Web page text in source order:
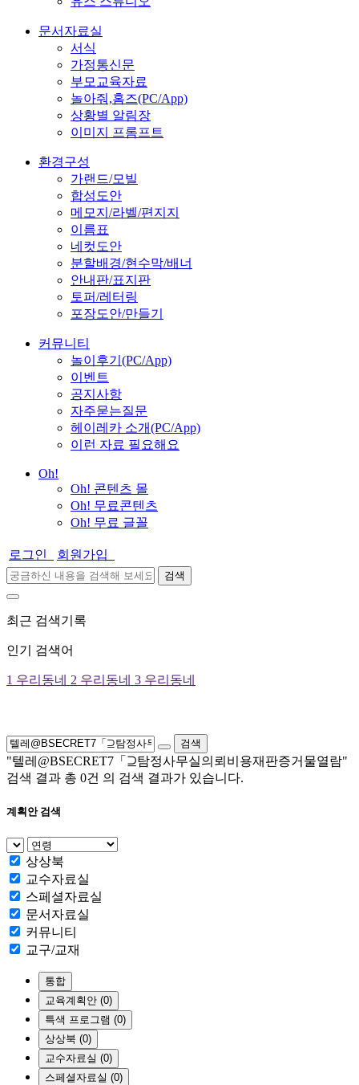
문서자료실
서식
가정통신문
부모교육자료
놀아줘,홈즈(PC/App)
상황별 알림장
이미지 프롬프트
환경구성
가랜드/모빌
합성도안
메모지/라벨/편지지
이름표
네컷도안
분할배경/현수막/배너
안내판/표지판
토퍼/레터링
포장도안/만들기
커뮤니티
놀이후기(PC/App)
이벤트
공지사항
자주묻는질문
헤이레카 소개(PC/App)
이런 자료 필요해요
Oh!
Oh! 콘텐츠 몰
Oh! 무료콘텐츠
Oh! 무료 글꼴
로그인 회원가입
검색
최근 검색기록
인기 검색어
1 우리동네 2 우리동네 3 우리동네
검색
"텔레@BSECRET7「⊇탐정사무실의뢰비용재판증거물열람"
검색 결과 총 0건 의 검색 결과가 있습니다.
계획안 검색
상상북
교수자료실
스페셜자료실
문서자료실
커뮤니티
교구/교재
통합
교육계획안 (0)
특색 프로그램 (0)
상상북 (0)
교수자료실 (0)
스페셜자료실 (0)